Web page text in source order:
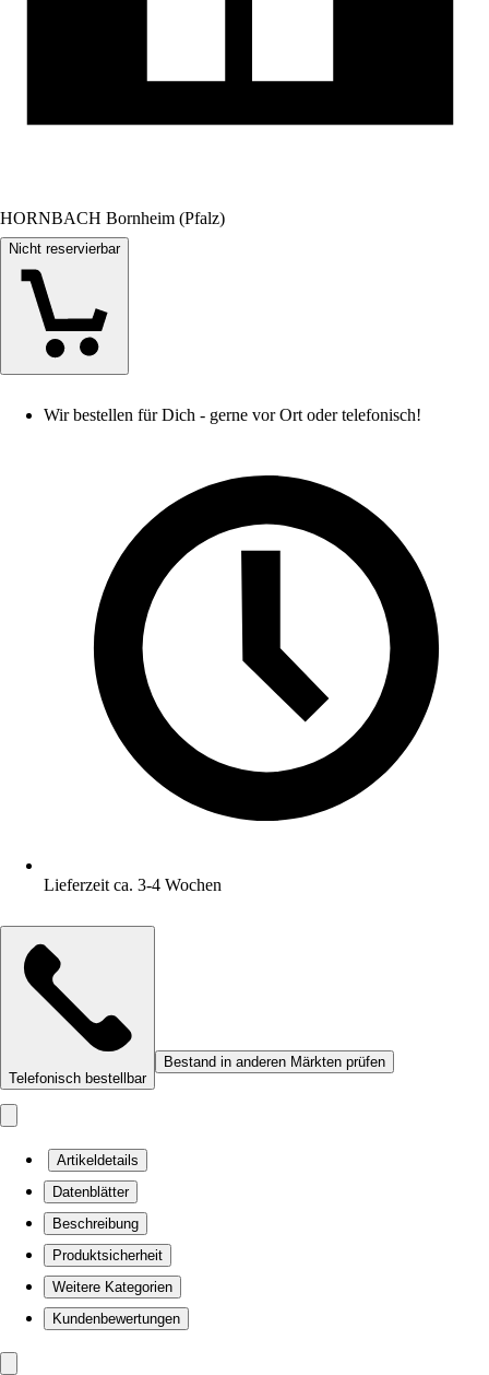
HORNBACH Bornheim (Pfalz)
Nicht reservierbar
Wir bestellen für Dich - gerne vor Ort oder telefonisch!
Lieferzeit ca. 3-4 Wochen
Telefonisch bestellbar
Bestand in anderen Märkten prüfen
Artikeldetails
Datenblätter
Beschreibung
Produktsicherheit
Weitere Kategorien
Kundenbewertungen